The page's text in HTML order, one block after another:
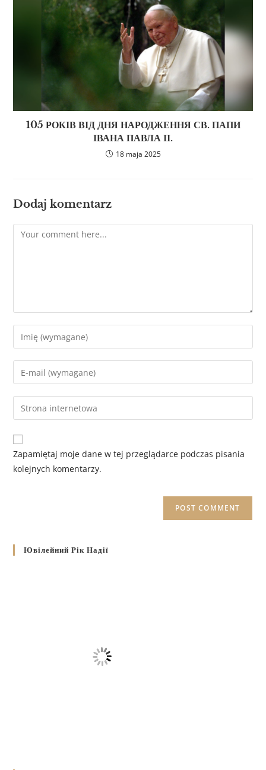
105 РОКІВ ВІД ДНЯ НАРОДЖЕННЯ СВ. ПАПИ
ІВАНА ПАВЛА ІІ.
18 maja 2025
Dodaj komentarz
Zapamiętaj moje dane w tej przeglądarce podczas pisania
kolejnych komentarzy.
Ювілейний Рік Надії